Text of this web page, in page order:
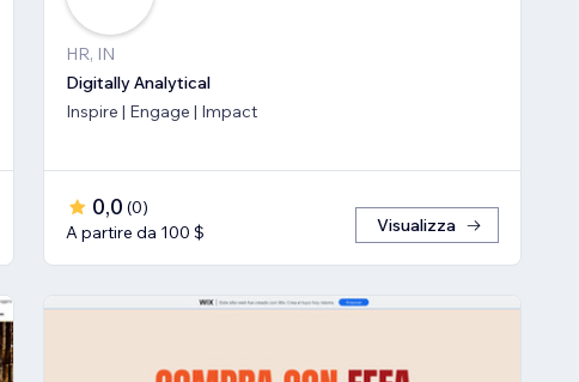
HR, IN
Digitally Analytical
Inspire | Engage | Impact
0,0 (0)
A partire da 100 $
Visualizza